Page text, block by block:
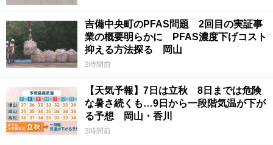
吉備中央町のPFAS問題 2回目の実証事
業の概要明らかに PFAS濃度下げコスト
抑える方法探る 岡山
3時間前
【天気予報】7日は立秋 8日までは危険
な暑さ続くも…9日から一段階気温が下が
る予想 岡山・香川
3時間前